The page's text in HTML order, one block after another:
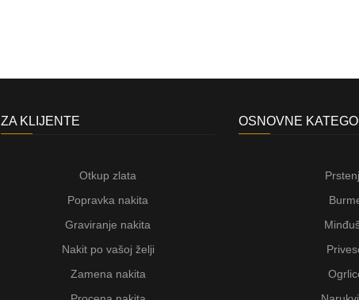
ZA KLIJENTE
Otkup zlata
Popravka nakita
Graviranje nakita
Nakit po vašoj želji
Zamena nakita
OSNOVNE